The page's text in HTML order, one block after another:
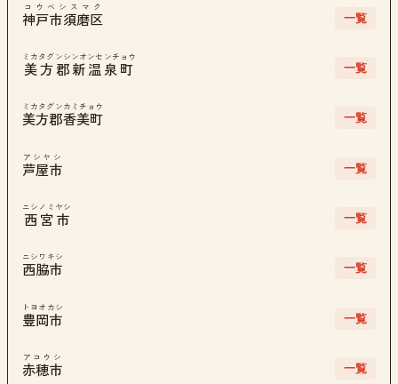
神戸市須磨区
コウベシスマク
一覧
美方郡新温泉町
ミカタグンシンオンセンチョウ
一覧
美方郡香美町
ミカタグンカミチョウ
一覧
芦屋市
アシヤシ
一覧
西宮市
ニシノミヤシ
一覧
西脇市
ニシワキシ
一覧
豊岡市
トヨオカシ
一覧
赤穂市
アコウシ
一覧